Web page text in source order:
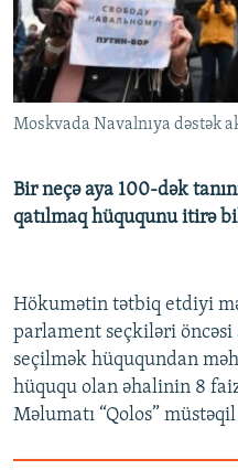
İNFOQRAFIKA
KARIKATURA
AZƏRBAYCAN ƏDƏBIYYATI
İSLAM VƏ DEMOKRATIYA
İZ - MƏDƏNIYYƏT PROQRAMI
MISSIYAMIZ
PEŞƏ ETIKASI VƏ JURNALISTIKA
MATERIALLARIMIZDAN ISTIFADƏ
AZADLIQRADIOSU MOBIL
XƏBƏR BÜLLETENLƏRIMIZ
BIZI IZLƏ
RFE/RL-in bütün saytları
Moskvada Navalnıya dəstək
Bir neçə aya 100-dək
qatılmaq hüququnu itirə
Hökumətin tətbiq etdiyi
parlament seçkiləri öncəsi
seçilmək hüququndan
hüququ olan əhalinin 8
Məlumatı “Qolos”